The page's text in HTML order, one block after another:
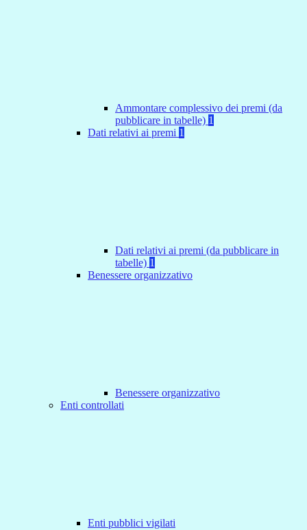
Ammontare complessivo dei premi (da
pubblicare in tabelle) 1
Dati relativi ai premi 1
Dati relativi ai premi (da pubblicare in
tabelle) 1
Benessere organizzativo
Benessere organizzativo
Enti controllati
Enti pubblici vigilati